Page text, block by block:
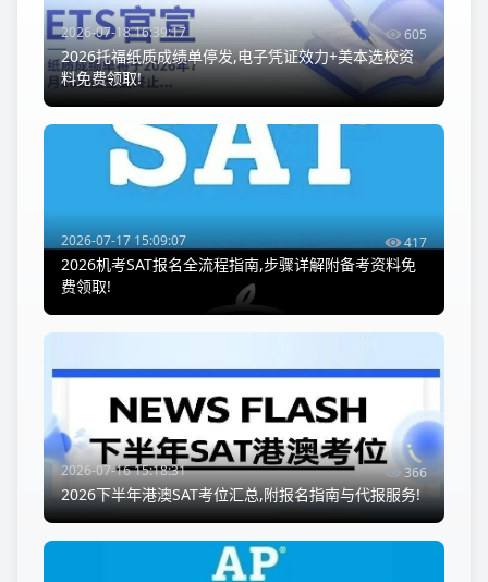
2026-07-18 16:39:17 605
2026托福纸质成绩单停发,电子凭证效力+美本选校资
料免费领取!
2026-07-17 15:09:07 417
2026机考SAT报名全流程指南,步骤详解附备考资料免
费领取!
2026-07-16 15:18:31 366
2026下半年港澳SAT考位汇总,附报名指南与代报服务!